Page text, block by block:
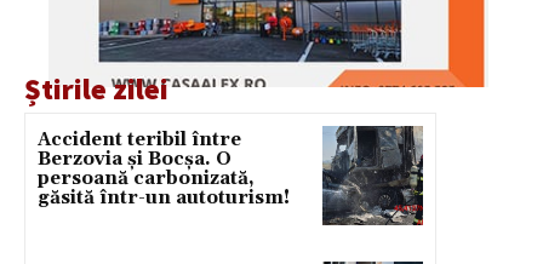
Știrile zilei
Accident teribil între
Berzovia și Bocșa. O
persoană carbonizată,
găsită într-un autoturism!